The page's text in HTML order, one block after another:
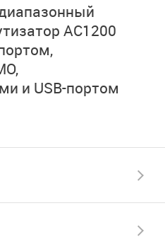
AC1200
и USB-портом